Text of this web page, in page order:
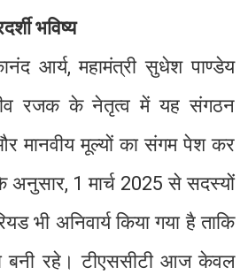
भविष्य
आर्य, महामंत्री सुधेश पाण्डेय
रजक के नेतृत्व में यह संगठन
मानवीय मूल्यों का संगम पेश कर
अनुसार, 1 मार्च 2025 से सदस्यों
भी अनिवार्य किया गया है ताकि
बनी रहे। टीएससीटी आज केवल